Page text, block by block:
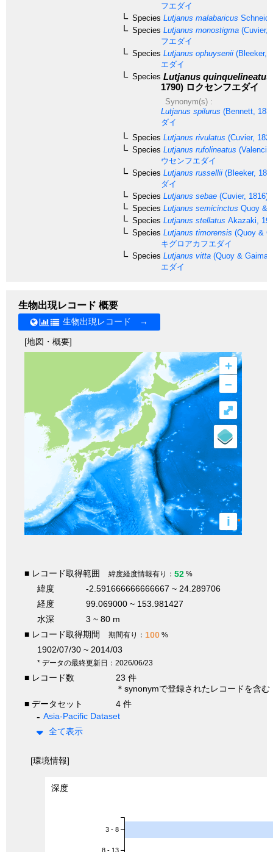
フエダイ
Species Lutjanus malabaricus
Species Lutjanus monostigma (Cuvier,
フエダイ
Species Lutjanus ophuysenii (Bleeker,
エダイ
Species Lutjanus quinquelineatus
1790) ロクセンフエダイ
Synonym(s) :
Lutjanus spilurus (Bennett,
ダイ
Species Lutjanus rivulatus (Cuvier,
Species Lutjanus rufolineatus
ウセンフエダイ
Species Lutjanus russellii (Bleeker,
ダイ
Species Lutjanus sebae (Cuvier, 1816)
Species Lutjanus semicinctus Quoy &
Species Lutjanus stellatus Akazaki,
Species Lutjanus timorensis (Quoy &
キグロアカフエダイ
Species Lutjanus vitta (Quoy &
エダイ
生物出現レコード 概要
生物出現レコード →
[地図・概要]
+
–
i
⤢
■ レコード取得範囲 緯度経度情報有り： 52 %
緯度
-2.591666666666667 ~ 24.289706
経度
99.069000 ~ 153.981427
水深
3 ~ 80 m
■ レコード取得期間
期間有り： 100 %
1902/07/30 ~ 2014/03
* データの最終更新日：2026/06/23
■ レコード数
23 件
＊synonymで登録されたレコードを含む
■ データセット
4 件
Asia-Pacific Dataset
全て表示
[環境情報]
深度
3 - 8
8 - 13